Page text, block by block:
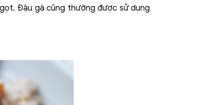
Đậu gà cũng thường được sử dụng